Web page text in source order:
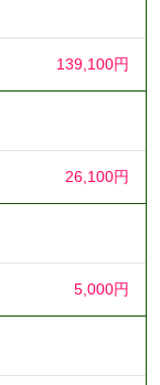
139,100円
26,100円
5,000円